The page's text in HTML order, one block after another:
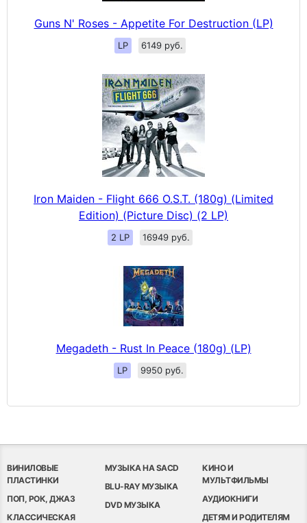
Guns N' Roses - Appetite For Destruction (LP)
LP 6149 руб.
Iron Maiden - Flight 666 O.S.T. (180g) (Limited
Edition) (Picture Disc) (2 LP)
2 LP 16949 руб.
Megadeth - Rust In Peace (180g) (LP)
LP 9950 руб.
ВИНИЛОВЫЕ
ПЛАСТИНКИ
ПОП, РОК, ДЖАЗ
КЛАССИЧЕСКАЯ
МУЗЫКА НА SACD
BLU-RAY МУЗЫКА
DVD МУЗЫКА
КИНО И
МУЛЬТФИЛЬМЫ
АУДИОКНИГИ
ДЕТЯМ И РОДИТЕЛЯМ